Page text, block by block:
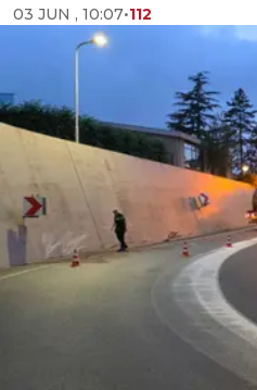
03 JUN , 10:07•112